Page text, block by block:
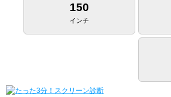
150
インチ